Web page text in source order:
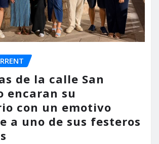
de la calle San
encaran su
con un emotivo
a uno de sus festeros